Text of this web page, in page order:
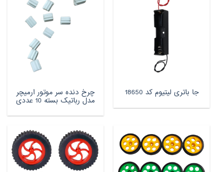
جا باتری لیتیوم کد 18650 چرخ دنده سر موتور ارمیچر
مدل رباتیک بسته 10 عددی